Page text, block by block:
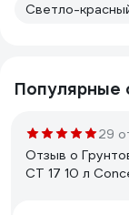
Светло-
Популярные
29
Отзыв о
CT 17 10 л